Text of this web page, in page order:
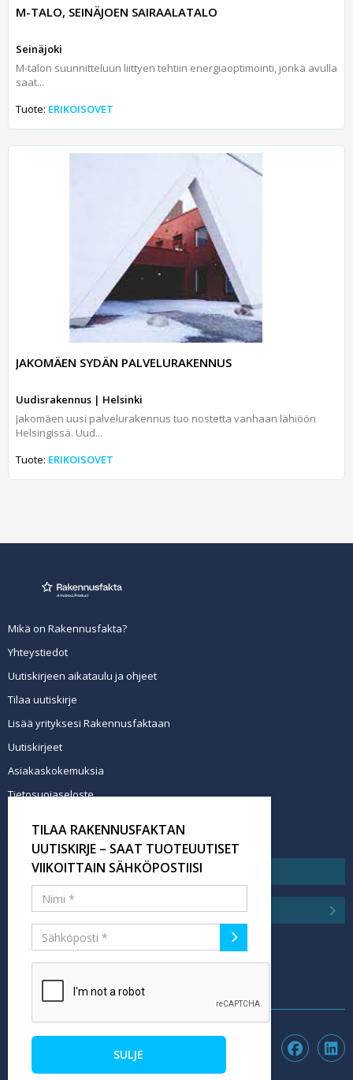
M-TALO, SEINÄJOEN SAIRAALATALO
Seinäjoki
M-talon suunnitteluun liittyen tehtiin energiaoptimointi, jonka avulla
saat...
Tuote: ERIKOISOVET
JAKOMÄEN SYDÄN PALVELURAKENNUS
Uudisrakennus | Helsinki
Jakomäen uusi palvelurakennus tuo nostetta vanhaan lähiöön
Helsingissä. Uud...
Tuote: ERIKOISOVET
Mikä on Rakennusfakta?
Yhteystiedot
Uutiskirjeen aikataulu ja ohjeet
Tilaa uutiskirje
Lisää yrityksesi Rakennusfaktaan
Uutiskirjeet
Asiakaskokemuksia
Tietosuojaseloste
Tilaa uutiskirje
TILAA RAKENNUSFAKTAN
UUTISKIRJE – SAAT TUOTEUUTISET
VIIKOITTAIN SÄHKÖPOSTIISI
SULJE